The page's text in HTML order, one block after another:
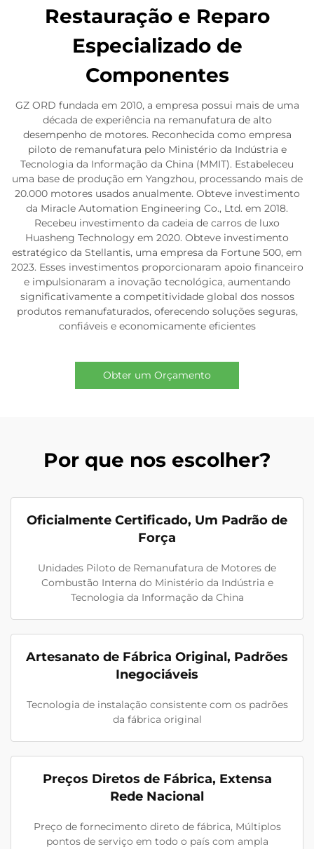
Restauração e Reparo
Especializado de
Componentes
GZ ORD fundada em 2010, a empresa possui mais de uma
década de experiência na remanufatura de alto
desempenho de motores. Reconhecida como empresa
piloto de remanufatura pelo Ministério da Indústria e
Tecnologia da Informação da China (MMIT). Estabeleceu
uma base de produção em Yangzhou, processando mais de
20.000 motores usados anualmente. Obteve investimento
da Miracle Automation Engineering Co., Ltd. em 2018.
Recebeu investimento da cadeia de carros de luxo
Huasheng Technology em 2020. Obteve investimento
estratégico da Stellantis, uma empresa da Fortune 500, em
2023. Esses investimentos proporcionaram apoio financeiro
e impulsionaram a inovação tecnológica, aumentando
significativamente a competitividade global dos nossos
produtos remanufaturados, oferecendo soluções seguras,
confiáveis e economicamente eficientes
Obter um Orçamento
Por que nos escolher?
Oficialmente Certificado, Um Padrão de
Força
Unidades Piloto de Remanufatura de Motores de
Combustão Interna do Ministério da Indústria e
Tecnologia da Informação da China
Artesanato de Fábrica Original, Padrões
Inegociáveis
Tecnologia de instalação consistente com os padrões
da fábrica original
Preços Diretos de Fábrica, Extensa
Rede Nacional
Preço de fornecimento direto de fábrica, Múltiplos
pontos de serviço em todo o país com ampla